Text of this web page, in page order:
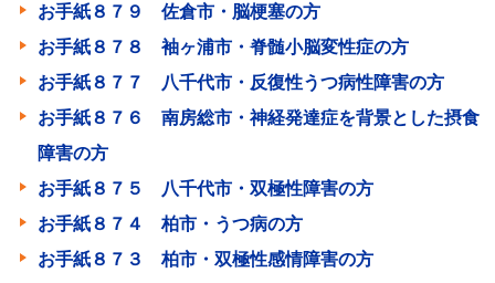
お手紙８７９ 佐倉市・脳梗塞の方
お手紙８７８ 袖ヶ浦市・脊髄小脳変性症の方
お手紙８７７ 八千代市・反復性うつ病性障害の方
お手紙８７６ 南房総市・神経発達症を背景とした摂食
障害の方
お手紙８７５ 八千代市・双極性障害の方
お手紙８７４ 柏市・うつ病の方
お手紙８７３ 柏市・双極性感情障害の方